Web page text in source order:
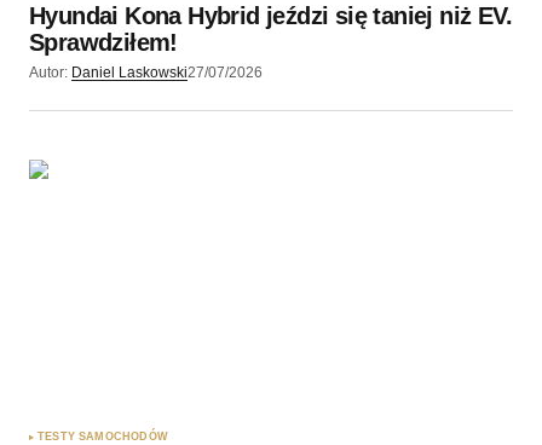
Hyundai Kona Hybrid jeździ się taniej niż EV.
Sprawdziłem!
Autor: Daniel Laskowski27/07/2026
TESTY SAMOCHODÓW